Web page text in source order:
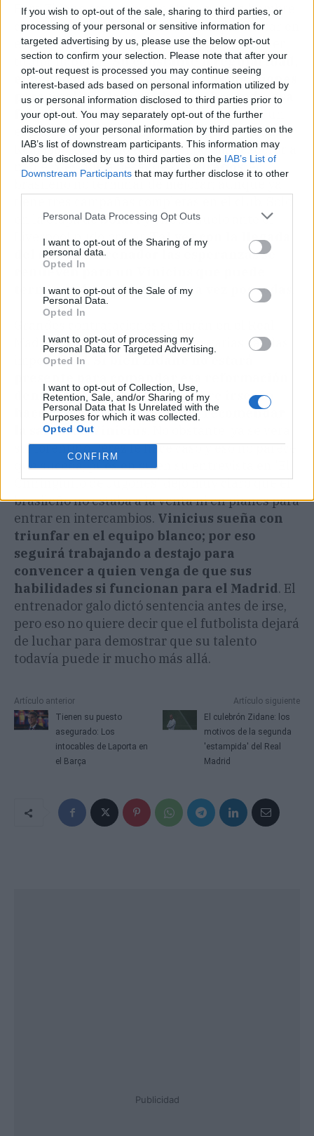
If you wish to opt-out of the sale, sharing to third parties, or
processing of your personal or sensitive information for
targeted advertising by us, please use the below opt-out
section to confirm your selection. Please note that after your
opt-out request is processed you may continue seeing
interest-based ads based on personal information utilized by
us or personal information disclosed to third parties prior to
your opt-out. You may separately opt-out of the further
disclosure of your personal information by third parties on the
IAB’s list of downstream participants. This information may
also be disclosed by us to third parties on the IAB’s List of
Downstream Participants that may further disclose it to other
Personal Data Processing Opt Outs
I want to opt-out of the Sharing of my
personal data.
Opted In
I want to opt-out of the Sale of my
Personal Data.
Opted In
I want to opt-out of processing my
Personal Data for Targeted Advertising.
Opted In
I want to opt-out of Collection, Use,
Retention, Sale, and/or Sharing of my
Personal Data that Is Unrelated with the
Purposes for which it was collected.
Opted Out
CONFIRM
Para Zidane está más que claro que un hombre
como el brasileño no tiene el nivel para estar en
el conjunto blanco o por lo menos no para ser
titular habitual.Su constante irregularidad,
el hecho de que no toma buenas decisiones
para finalizar las jugadas y, sobre todo, esa
falta de acierto frente al arco, lo hacen un
elemento que no encaja en la dinámica de un
Real Madrid que no tiene tiempo para esperar a
nadie. Y es que a pesar de sus20 años, el
brasileño no terminar de mejorar; aunque ya
en la etapa deSolariy ene se duelo ante el
Liverpool pudo brillar.Tal vez con la llegada
del nuevo entrenador las esperanzas se
renueven para un Vinicius que puede
terminar de explotar de una vez por todas
Madrid y también se producirán varias salidas
importantes.
dentro de la plantilla no quiere irse sin
hacer ese último servicio de recomendar
la salida de Vinicius
si Florentino Pérez le hace caso y eso no parece
que suceda, pues en su en su entrevista en 'El
Chiringiuito de Jugones' dejó muy claro que el
brasileño no estaba a la venta ni en planes para
entrar en intercambios. Vinicius sueña con
triunfar en el equipo blanco; por eso
seguirá trabajando a destajo para
convencer a quien venga de que sus
habilidades si funcionan para el Madrid. El
entrenador galo dictó sentencia antes de irse,
pero eso no quiere decir que el futbolista dejará
de luchar para demostrar que su talento
todavía puede ir mucho más allá.
Artículo anterior
Tienen su puesto
asegurado: Los
intocables de Laporta en
el Barça
Artículo siguiente
El culebrón Zidane: los
motivos de la segunda
'estampida' del Real
Madrid
Publicidad